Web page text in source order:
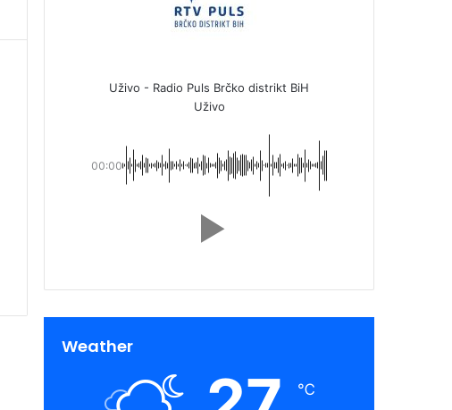
Uživo - Radio Puls Brčko distrikt BiH
Uživo
00:00
Weather
℃